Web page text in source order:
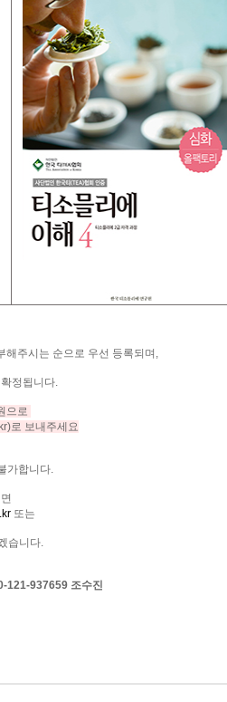
해주시는 순으로 우선 등록되며 ,
확정됩니다.
으로
로 보내주세요
가합니다.
또는
습니다.
121-937659 조수진